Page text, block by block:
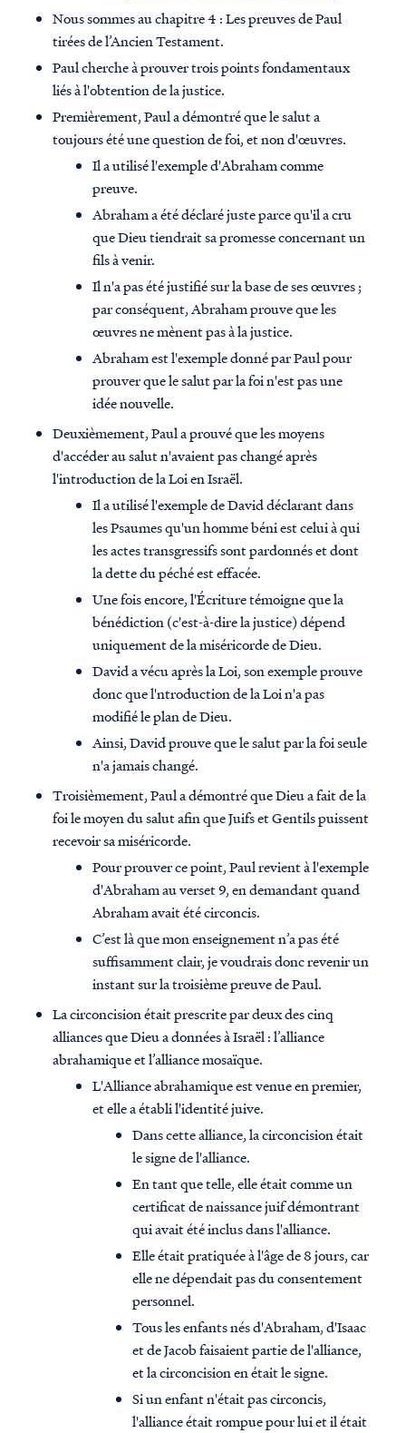
Nous sommes au chapitre 4 : Les preuves de Paul
tirées de l’Ancien Testament.
Paul cherche à prouver trois points fondamentaux
liés à l'obtention de la justice.
Premièrement, Paul a démontré que le salut a
toujours été une question de foi, et non d'œuvres.
Il a utilisé l'exemple d'Abraham comme
preuve.
Abraham a été déclaré juste parce qu'il a cru
que Dieu tiendrait sa promesse concernant un
fils à venir.
Il n'a pas été justifié sur la base de ses œuvres ;
par conséquent, Abraham prouve que les
œuvres ne mènent pas à la justice.
Abraham est l'exemple donné par Paul pour
prouver que le salut par la foi n'est pas une
idée nouvelle.
Deuxièmement, Paul a prouvé que les moyens
d'accéder au salut n'avaient pas changé après
l'introduction de la Loi en Israël.
Il a utilisé l'exemple de David déclarant dans
les Psaumes qu'un homme béni est celui à qui
les actes transgressifs sont pardonnés et dont
la dette du péché est effacée.
Une fois encore, l'Écriture témoigne que la
bénédiction (c'est-à-dire la justice) dépend
uniquement de la miséricorde de Dieu.
David a vécu après la Loi, son exemple prouve
donc que l'ntroduction de la Loi n'a pas
modifié le plan de Dieu.
Ainsi, David prouve que le salut par la foi seule
n'a jamais changé.
Troisièmement, Paul a démontré que Dieu a fait de la
foi le moyen du salut afin que Juifs et Gentils puissent
recevoir sa miséricorde.
Pour prouver ce point, Paul revient à l'exemple
d'Abraham au verset 9, en demandant quand
Abraham avait été circoncis.
C’est là que mon enseignement n’a pas été
suffisamment clair, je voudrais donc revenir un
instant sur la troisième preuve de Paul.
La circoncision était prescrite par deux des cinq
alliances que Dieu a données à Israël : l’alliance
abrahamique et l’alliance mosaïque.
L'Alliance abrahamique est venue en premier,
et elle a établi l'identité juive.
Dans cette alliance, la circoncision était
le signe de l'alliance.
En tant que telle, elle était comme un
certificat de naissance juif démontrant
qui avait été inclus dans l'alliance.
Elle était pratiquée à l'âge de 8 jours, car
elle ne dépendait pas du consentement
personnel.
Tous les enfants nés d'Abraham, d'Isaac
et de Jacob faisaient partie de l'alliance,
et la circoncision en était le signe.
Si un enfant n'était pas circoncis,
l'alliance était rompue pour lui et il était